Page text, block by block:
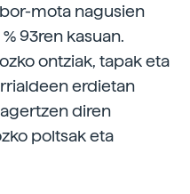
mota nagusien
93ren kasuan.
ontziak, tapak eta
erdietan
diren
poltsak eta